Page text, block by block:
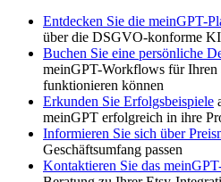
Entdecken Sie die meinGPT-
über die DSGVO-konforme
Buchen Sie eine persönliche
meinGPT-Workflows für Ihren
funktionieren können
Erkunden Sie Erfolgsbeispiele
meinGPT erfolgreich in ihre
Informieren Sie sich über
Geschäftsumfang passen
Kontaktieren Sie das